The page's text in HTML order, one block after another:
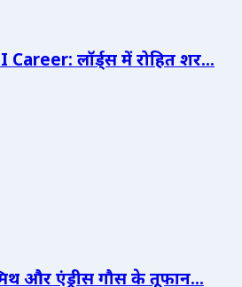
लॉर्ड्स में रोहित शर...
और एंड्रीस गौस के तूफान...